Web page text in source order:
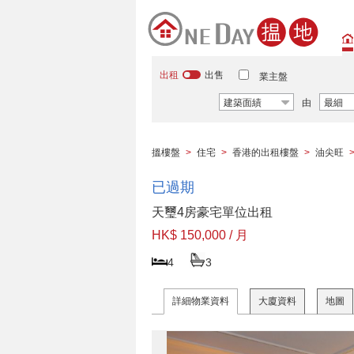
出租 出售 業主盤
建築面績 由 最細
搵樓盤 > 住宅 > 香港的出租樓盤 > 油尖旺 >
已過期
天璽4房豪宅單位出租
HK$ 150,000 / 月
4 3
詳細物業資料 大廈資料 地圖